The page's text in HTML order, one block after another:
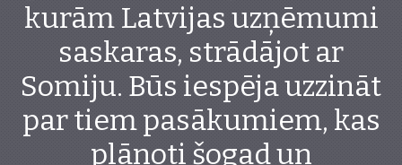
kurām Latvijas uzņēmumi
saskaras, strādājot ar
Somiju. Būs iespēja uzzināt
par tiem pasākumiem, kas
plānoti šogad un